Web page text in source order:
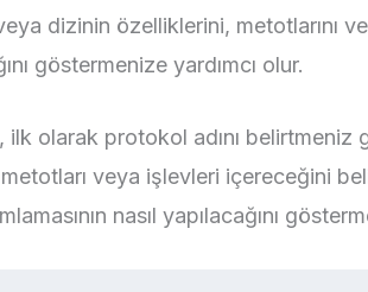
dizinin özelliklerini, metotlarını
göstermenize yardımcı olur.
ilk olarak protokol adını belirtmeniz
veya işlevleri içereceğini
nasıl yapılacağını